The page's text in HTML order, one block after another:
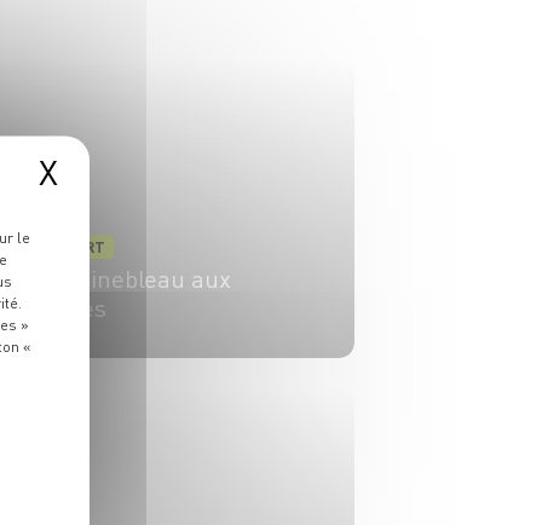
DESSERT
Fontainebleau aux
pêches
X
le
»
«